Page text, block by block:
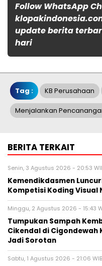
Follow WhatsApp
update berita
hari
Tag : KB Perusahaan
Menjalankan
BERITA TERKAIT
Senin, 3 Agustus 2026 - 20:53
Kemendikdasmen
Kompetisi Koding Visual
Minggu, 2 Agustus 2026 - 15:43
Tumpukan Sampah
Cikendal di
Jadi Sorotan
Sabtu, 1 Agustus 2026 - 21:06 WIB